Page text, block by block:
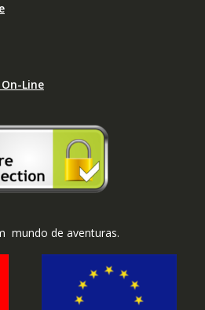
Line
mundo de aventuras.